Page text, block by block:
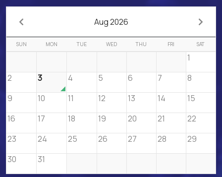
Aug 2026
SUN MON TUE WED THU FRI SAT
1
2
3 4 5 6 7
8
9
10 11 12 13 14
15
16
17 18 19 20 21
22
23
24 25 26 27 28
29
30
31